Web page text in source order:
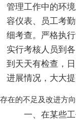
管理工作中的环
容仪表、员工考
细考查。严格执
实行考核人员到
到天天有检查，
进展情况，大大
存在的不足及改进方向
一、在某些